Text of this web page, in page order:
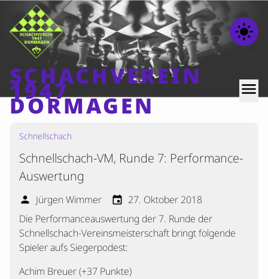
light_mode
SCHACHVEREIN
1947
DORMAGEN
menu
Home
Beiträge
Mannschaften
Ranglisten
Termine
Verschiedenes
Kontakt
Schnellschach
Schnellschach-VM, Runde 7: Performance-
Auswertung
person Jürgen Wimmer event 27. Oktober 2018
Die Performanceauswertung der 7. Runde der
Schnellschach-Vereinsmeisterschaft bringt folgende
Spieler aufs Siegerpodest:
Achim Breuer (+37 Punkte)